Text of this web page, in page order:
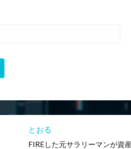
とおる
FIREした元サラリーマンが資